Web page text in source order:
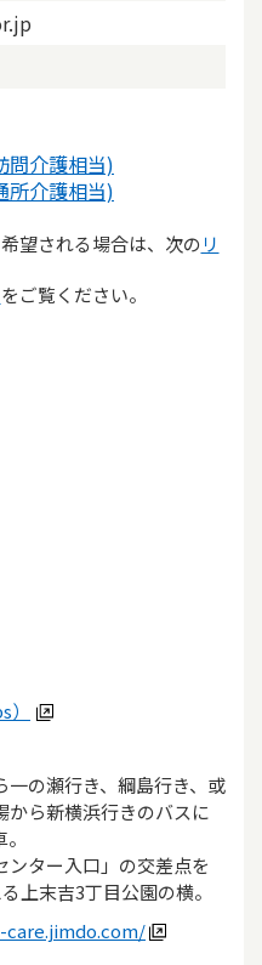
問介護相当)
所介護相当)
望される場合は、次のリ
をご覧ください。
一の瀬行き、綱島行き、或
から新横浜行きのバスに
ンター入口」の交差点を
上末吉3丁目公園の横。